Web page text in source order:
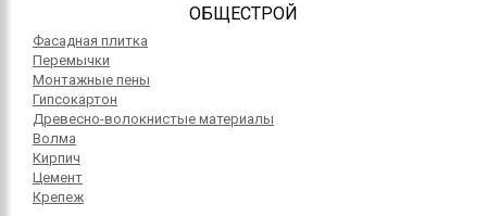
ОБЩЕСТРОЙ
Фасадная плитка
Перемычки
Монтажные пены
Гипсокартон
Древесно-волокнистые материалы
Волма
Кирпич
Цемент
Крепеж